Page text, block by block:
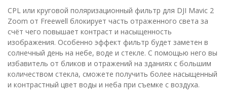
CPL или круговой поляризационный фильтр для DJI Mavic 2
Zoom от Freewell блокирует часть отраженного света за
счёт чего повышает контраст и насыщенность
изображения. Особенно эффект фильтр будет заметен в
солнечный день на небе, воде и стекле. С помощью него вы
избавитель от бликов и отражений на зданиях с большим
количеством стекла, сможете получить более насыщенный
и контрастный цвет воды и неба при съемке с воздуха.